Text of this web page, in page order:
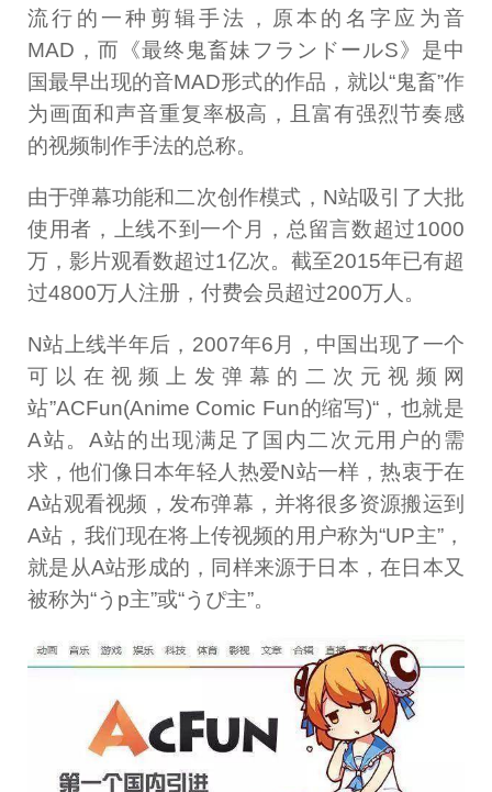
流行的一种剪辑手法，原本的名字应为音
MAD，而《最终鬼畜妹フランドールS》是中
国最早出现的音MAD形式的作品，就以“鬼畜”作
为画面和声音重复率极高，且富有强烈节奏感
的视频制作手法的总称。
由于弹幕功能和二次创作模式，N站吸引了大批
使用者，上线不到一个月，总留言数超过1000
万，影片观看数超过1亿次。截至2015年已有超
过4800万人注册，付费会员超过200万人。
N站上线半年后，2007年6月，中国出现了一个
可以在视频上发弹幕的二次元视频网
站”ACFun(Anime Comic Fun的缩写)“，也就是
A站。A站的出现满足了国内二次元用户的需
求，他们像日本年轻人热爱N站一样，热衷于在
A站观看视频，发布弹幕，并将很多资源搬运到
A站，我们现在将上传视频的用户称为“UP主”，
就是从A站形成的，同样来源于日本，在日本又
被称为“うp主”或“うぴ主”。